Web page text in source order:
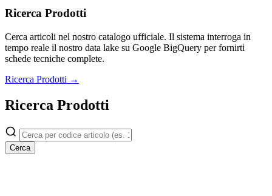
Ricerca Prodotti
Cerca articoli nel nostro catalogo ufficiale. Il sistema interroga in
tempo reale il nostro data lake su Google BigQuery per fornirti
schede tecniche complete.
Ricerca Prodotti →
Ricerca Prodotti
Cerca